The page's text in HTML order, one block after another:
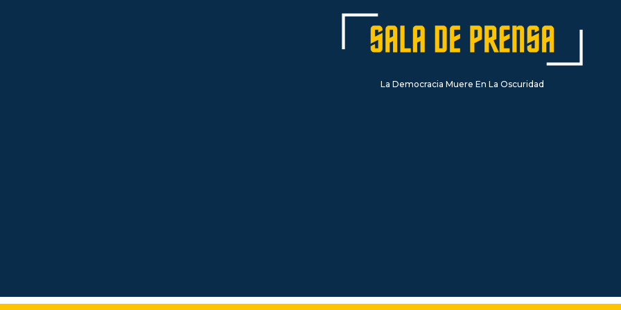
La Democracia Muere En La Oscuridad